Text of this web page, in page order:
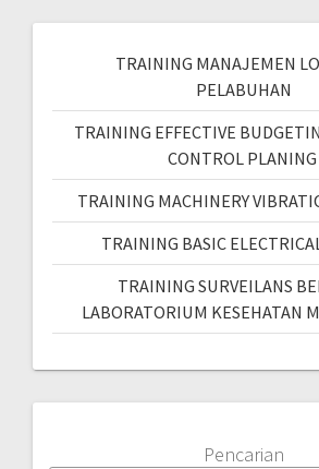
TRAINING MANAJEMEN
PELABUHAN
TRAINING EFFECTIVE
CONTROL PLANING
TRAINING MACHINERY
TRAINING BASIC
TRAINING SURVEILANS
LABORATORIUM KESEHATAN
Pencarian